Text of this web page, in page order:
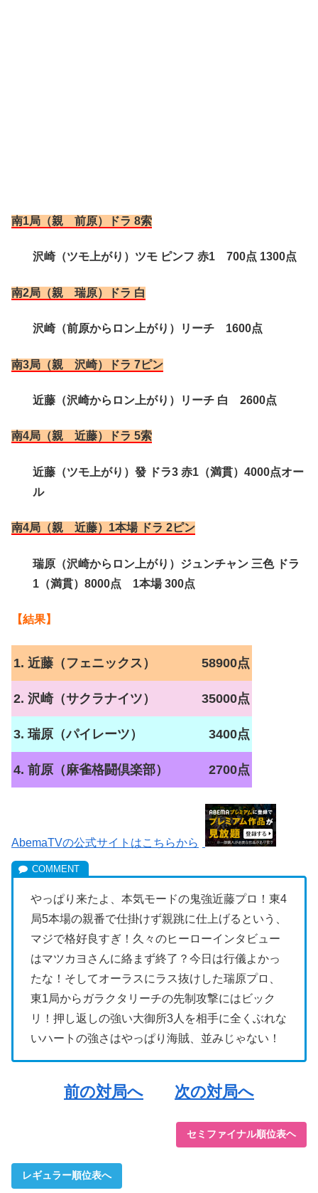
南1局（親 前原）ドラ 8索
沢崎（ツモ上がり）ツモ ピンフ 赤1 700点 1300点
南2局（親 瑞原）ドラ 白
沢崎（前原からロン上がり）リーチ 1600点
南3局（親 沢崎）ドラ 7ピン
近藤（沢崎からロン上がり）リーチ 白 2600点
南4局（親 近藤）ドラ 5索
近藤（ツモ上がり）發 ドラ3 赤1（満貫）4000点オー
ル
南4局（親 近藤）1本場 ドラ 2ピン
瑞原（沢崎からロン上がり）ジュンチャン 三色 ドラ
1（満貫）8000点 1本場 300点
【結果】
1. 近藤（フェニックス） 58900点
2. 沢崎（サクラナイツ） 35000点
3. 瑞原（パイレーツ） 3400点
4. 前原（麻雀格闘倶楽部） 2700点
AbemaTVの公式サイトはこちらから
やっぱり来たよ、本気モードの鬼強近藤プロ！東4
局5本場の親番で仕掛けず親跳に仕上げるという、
マジで格好良すぎ！久々のヒーローインタビュー
はマツカヨさんに絡まず終了？今日は行儀よかっ
たな！そしてオーラスにラス抜けした瑞原プロ、
東1局からガラクタリーチの先制攻撃にはビック
リ！押し返しの強い大御所3人を相手に全くぶれな
いハートの強さはやっぱり海賊、並みじゃない！
前の対局へ 次の対局へ
セミファイナル順位表ヘ
レギュラー順位表へ